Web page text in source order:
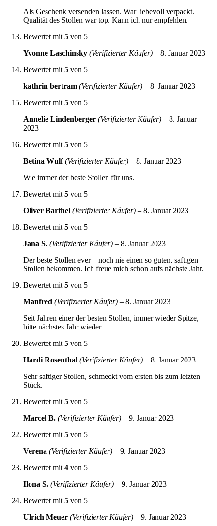
Als Geschenk versenden lassen. War liebevoll verpackt.
Qualität des Stollen war top. Kann ich nur empfehlen.
Bewertet mit 5 von 5
Yvonne Laschinsky (Verifizierter Käufer) – 8. Januar 2023
Bewertet mit 5 von 5
kathrin bertram (Verifizierter Käufer) – 8. Januar 2023
Bewertet mit 5 von 5
Annelie Lindenberger (Verifizierter Käufer) – 8. Januar
2023
Bewertet mit 5 von 5
Betina Wulf(Verifizierter Käufer) – 8. Januar 2023
Wie immer der beste Stollen für uns.
Bewertet mit 5 von 5
Oliver Barthel (Verifizierter Käufer) – 8. Januar 2023
Bewertet mit 5 von 5
Jana S. (Verifizierter Käufer) – 8. Januar 2023
Der beste Stollen ever – noch nie einen so guten, saftigen
Stollen bekommen. Ich freue mich schon aufs nächste Jahr.
Bewertet mit 5 von 5
Manfred (Verifizierter Käufer) – 8. Januar 2023
Seit Jahren einer der besten Stollen, immer wieder Spitze,
bitte nächstes Jahr wieder.
Bewertet mit 5 von 5
Hardi Rosenthal (Verifizierter Käufer) – 8. Januar 2023
Sehr saftiger Stollen, schmeckt vom ersten bis zum letzten
Stück.
Bewertet mit 5 von 5
Marcel B. (Verifizierter Käufer) – 9. Januar 2023
Bewertet mit 5 von 5
Verena (Verifizierter Käufer) – 9. Januar 2023
Bewertet mit 4 von 5
Ilona S. (Verifizierter Käufer) – 9. Januar 2023
Bewertet mit 5 von 5
Ulrich Meuer (Verifizierter Käufer) – 9. Januar 2023